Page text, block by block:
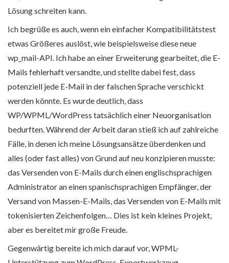
Lösung schreiten kann.
Ich begrüße es auch, wenn ein einfacher Kompatibilitätstest
etwas Größeres auslöst, wie beispielsweise diese neue
wp_mail-API. Ich habe an einer Erweiterung gearbeitet, die E-
Mails fehlerhaft versandte, und stellte dabei fest, dass
potenziell jede E-Mail in der falschen Sprache verschickt
werden könnte. Es wurde deutlich, dass
WP/WPML/WordPress tatsächlich einer Neuorganisation
bedurften. Während der Arbeit daran stieß ich auf zahlreiche
Fälle, in denen ich meine Lösungsansätze überdenken und
alles (oder fast alles) von Grund auf neu konzipieren musste:
das Versenden von E-Mails durch einen englischsprachigen
Administrator an einen spanischsprachigen Empfänger, der
Versand von Massen-E-Mails, das Versenden von E-Mails mit
tokenisierten Zeichenfolgen… Dies ist kein kleines Projekt,
aber es bereitet mir große Freude.
Gegenwärtig bereite ich mich darauf vor, WPML-